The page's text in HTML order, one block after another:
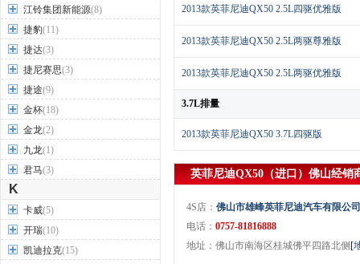
江铃集团新能源(8)
捷豹(11)
捷达(3)
捷尼赛思(3)
捷途(9)
金杯(18)
金龙(2)
九龙(1)
君马(3)
K
卡威(5)
开瑞(10)
凯迪拉克(15)
2013款英菲尼迪QX50 2.5L四驱优雅版
2013款英菲尼迪QX50 2.5L两驱尊雅版
2013款英菲尼迪QX50 2.5L两驱优雅版
3.7L排量
2013款英菲尼迪QX50 3.7L四驱版
英菲尼迪QX50（进口）佛山经销
4S店： 佛山市雄峰英菲尼迪汽车有限公司
电话： 0757-81816888
地址：佛山市南海区桂城佛平四路北侧 [